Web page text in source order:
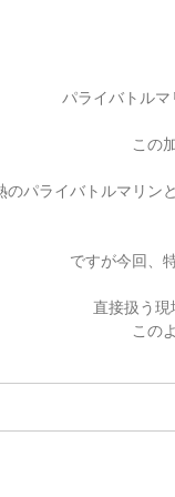
パライバトルマ
この
のパライバトルマリン
ですが今回、
直接扱う現
この